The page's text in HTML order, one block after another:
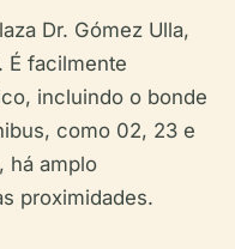
Dr. Gómez Ulla,
É facilmente
incluindo o bonde
como 02, 23 e
há amplo
proximidades.